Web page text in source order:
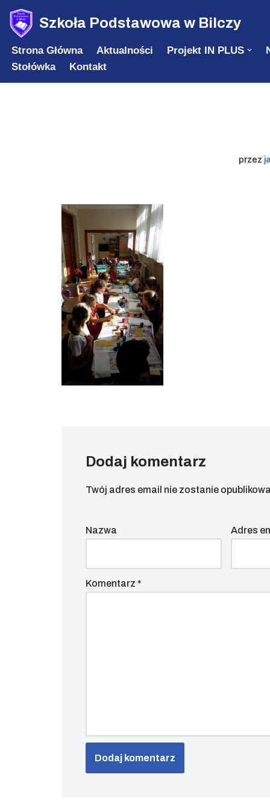
Przejdź
do
treści
Szkoła Podstawowa w Bilczy
Strona Główna Aktualności Projekt IN PLUS
Stołówka
Kontakt
przez
Dodaj komentarz
Twój adres email nie zostanie
Nazwa Adres
Komentarz *